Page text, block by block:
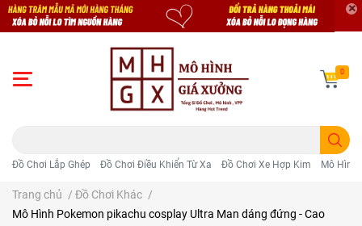
Đồ Chơi Lắp Ghép Đồ Chơi Điều Khiển Từ Xa Đồ Chơi Xe Hợp Kim Mô Hình
0
Trang chủ / Đồ Chơi Khác /
Mô Hình Pokemon pikachu cosplay Ultra Man dáng đứng - Cao